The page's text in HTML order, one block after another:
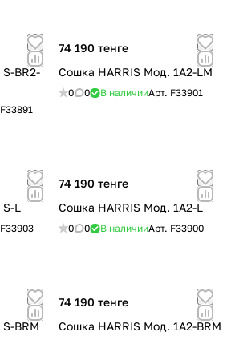
BR2-
F33891
74 190 тенге
Сошка HARRIS Мод. 1A2-LM
0 0 В наличииАрт. F33901
L
F33903
74 190 тенге
Сошка HARRIS Мод. 1A2-L
0 0 В наличииАрт. F33900
BRM
74 190 тенге
Сошка HARRIS Мод. 1A2-BRM